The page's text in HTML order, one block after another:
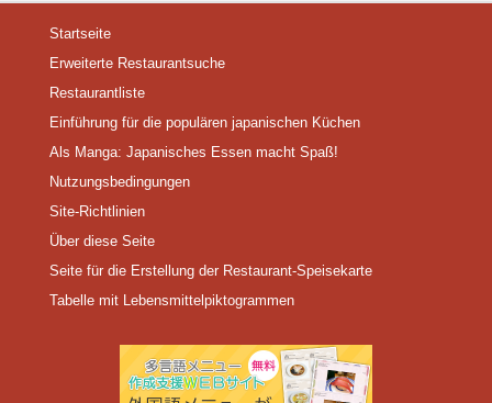
Startseite
Erweiterte Restaurantsuche
Restaurantliste
Einführung für die populären japanischen Küchen
Als Manga: Japanisches Essen macht Spaß!
Nutzungsbedingungen
Site-Richtlinien
Über diese Seite
Seite für die Erstellung der Restaurant-Speisekarte
Tabelle mit Lebensmittelpiktogrammen